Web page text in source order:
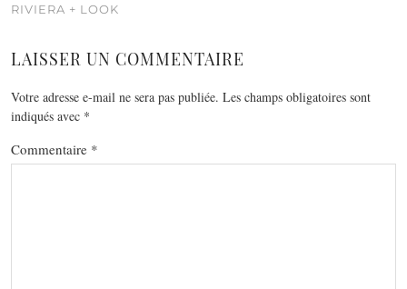
RIVIERA + LOOK
LAISSER UN COMMENTAIRE
Votre adresse e-mail ne sera pas publiée. Les champs obligatoires sont
indiqués avec *
Commentaire *